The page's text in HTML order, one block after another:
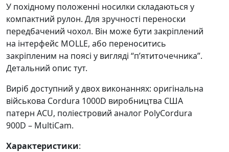
У похідному положенні носилки складаються у
компактний рулон. Для зручності переноски
передбачений чохол. Він може бути закріплений
на інтерфейс МOLLE, або переноситись
закріпленим на поясі у вигляді “п’ятиточечника”.
Детальний опис тут.
Виріб доступний у двох виконаннях: оригінальна
військова Cordura 1000D виробництва США
патерн ACU, поліестровий аналог PolyСordura
900D – MultiCam.
Характеристики: